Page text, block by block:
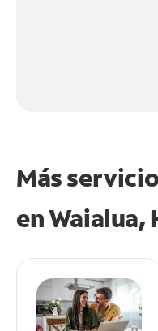
Más
enWaialua,